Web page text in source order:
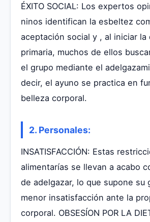
ÉXITO SOCIAL: Los expertos
ninos identifican la esbeltez
aceptación social y , al iniciar la
primaria, muchos de ellos
el grupo mediante el
decir, el ayuno se practica en
belleza corporal.
2. Personales:
INSATISFACCIÓN: Estas
alimentarías se llevan a acabo
de adelgazar, lo que supone su
menor insatisfacción ante la
corporal. OBSESÍON POR LA